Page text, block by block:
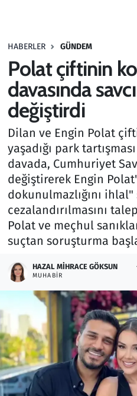
HABERLER GÜNDEM
Polat çiftinin
davasında
değiştirdi
Dilan ve Engin Polat
yaşadığı park
davada, Cumhuriyet
değiştirerek Engin
dokunulmazlığını
cezalandırılmasını
Polat ve meçhul
suçtan soruşturma
HAZAL MIHRACE GÖKSUN
MUHABIR
Haber
Kültür Sanat
Kurumsal Haberler
Lezzet Durağı
Memur ve Kamu
Otomobil
Oyun
Ramazan
Resmi İlanlar
Rüya Tabirleri
Sağlık
Savunma Sanayi